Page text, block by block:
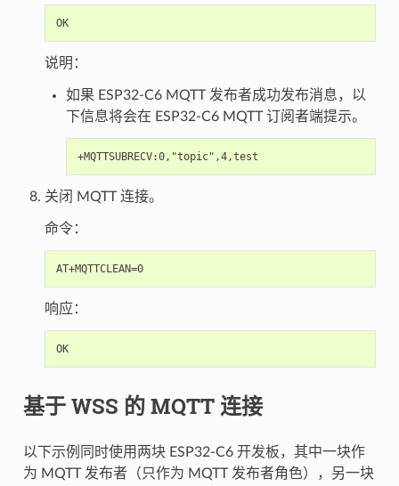
OK
说明：
如果 ESP32-C6 MQTT 发布者成功发布消息，以
下信息将会在 ESP32-C6 MQTT 订阅者端提示。
关闭 MQTT 连接。
命令：
AT+MQTTCLEAN=0
响应：
OK
基于 WSS 的 MQTT 连接
以下示例同时使用两块 ESP32-C6 开发板，其中一块作
为 MQTT 发布者（只作为 MQTT 发布者角色），另一块